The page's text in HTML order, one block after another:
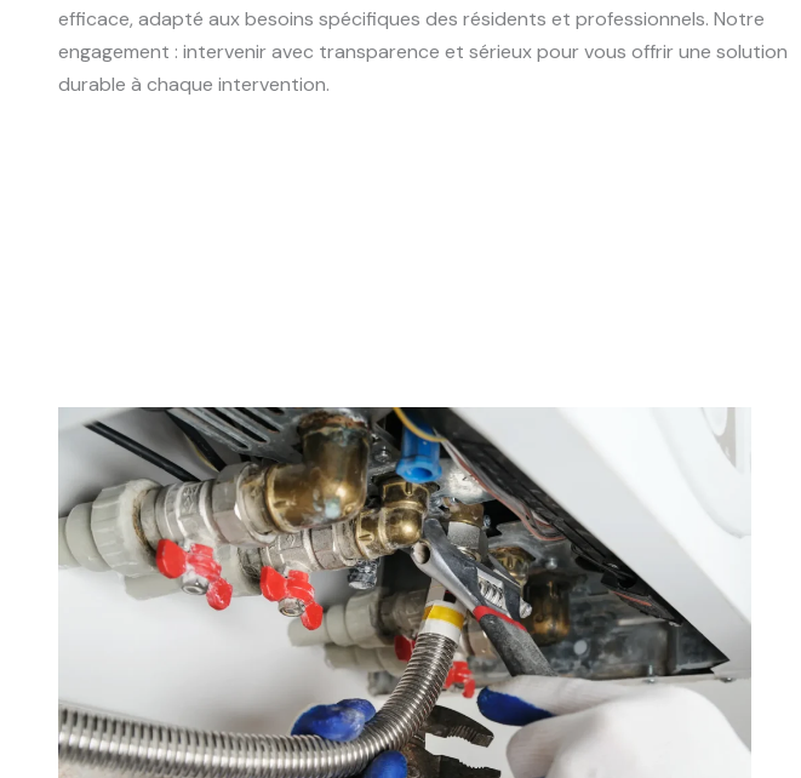
efficace, adapté aux besoins spécifiques des résidents et professionnels. Notre
engagement : intervenir avec transparence et sérieux pour vous offrir une solution
durable à chaque intervention.